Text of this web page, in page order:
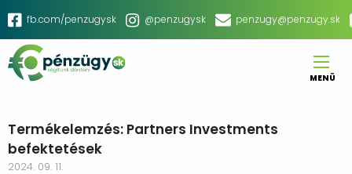
Ugrás
tartalomra
Social
menu
fb.com/penzugysk @penzugysk penzugy@penzugy.sk
MENÜ
Termékelemzés: Partners Investments
befektetések
2024. 09. 11.